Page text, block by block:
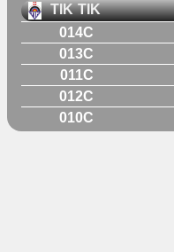
TIK TIK
014C
013C
011C
012C
010C